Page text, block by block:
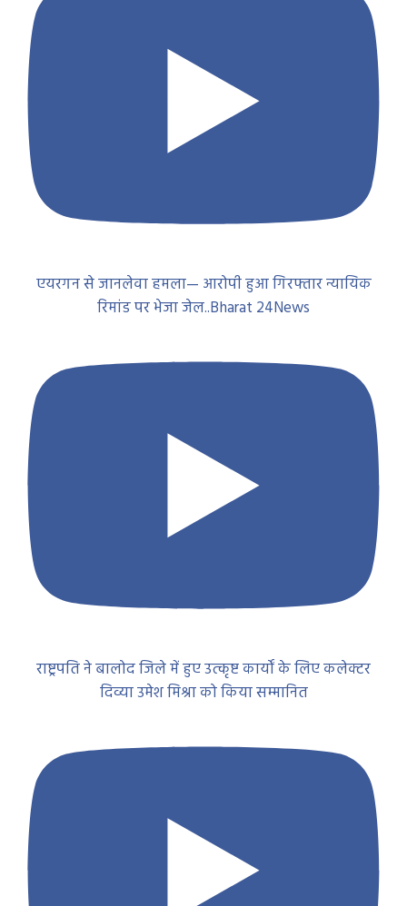
एयरगन से जानलेवा हमला— आरोपी हुआ गिरफ्तार न्यायिक
रिमांड पर भेजा जेल..Bharat 24News
राष्ट्रपति ने बालोद जिले में हुए उत्कृष्ट कार्यों के लिए कलेक्टर
दिव्या उमेश मिश्रा को किया सम्मानित